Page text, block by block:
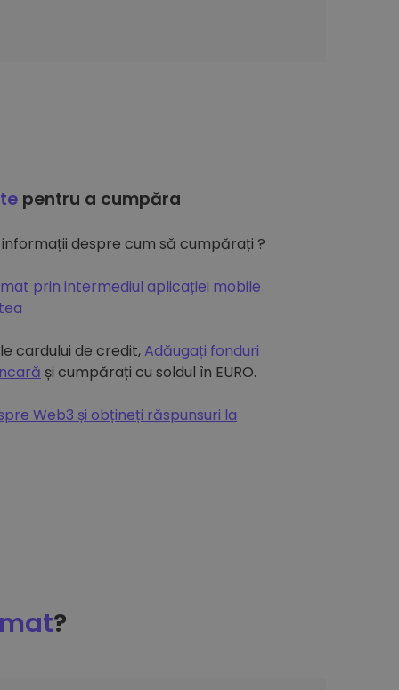
pentru a cumpăra
despre cum să cumpărați ?
prin intermediul aplicației mobile
cardului de credit,Adăugați fonduri
și cumpărați cu soldul în EURO.
Web3 și obțineți răspunsuri la
?